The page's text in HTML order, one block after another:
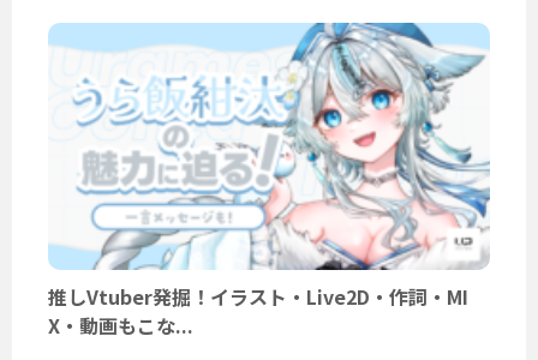
推しVtuber発掘！イラスト・Live2D・作詞・MI
X・動画もこな...